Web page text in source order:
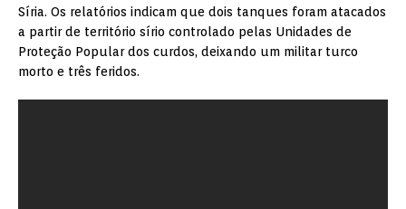
Síria. Os relatórios indicam que dois tanques foram atacados
a partir de território sírio controlado pelas Unidades de
Proteção Popular dos curdos, deixando um militar turco
morto e três feridos.